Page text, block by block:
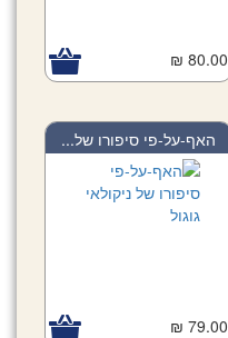
80.00 ₪
האף-על-פי סיפורו של...
79.00 ₪